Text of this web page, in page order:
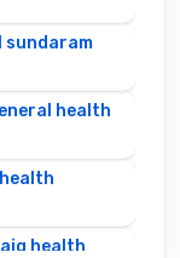
sundaram
health
health